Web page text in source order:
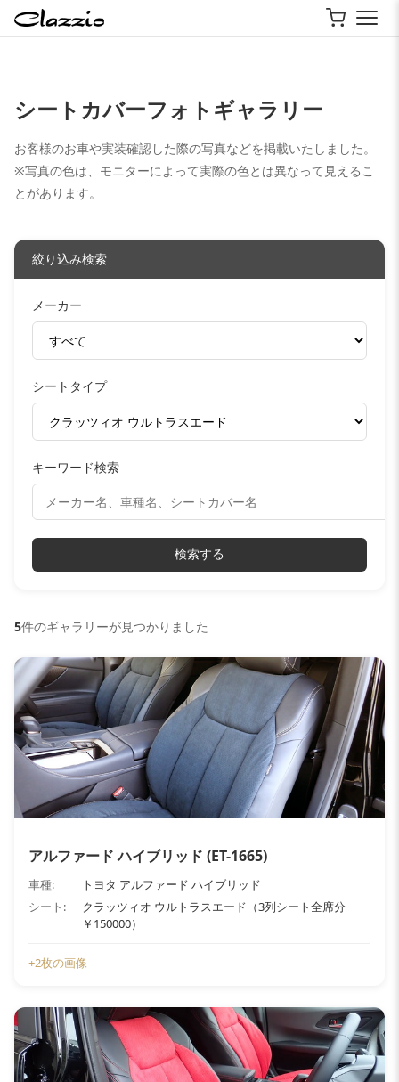
シートカバーフォトギャラリー
お客様のお車や実装確認した際の写真などを掲載いたしました。
※写真の色は、モニターによって実際の色とは異なって見えるこ
とがあります。
絞り込み検索
メーカー
シートタイプ
キーワード検索
検索する
5件のギャラリーが見つかりました
アルファード ハイブリッド (ET-1665)
車種:
トヨタ アルファード ハイブリッド
シート:
クラッツィオ ウルトラスエード（3列シート全席分
￥150000）
+2枚の画像